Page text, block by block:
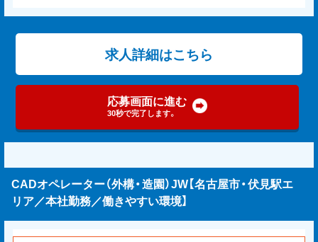
求人詳細はこちら
応募画面に進む
30秒で完了します。
CADオペレーター（外構・造園）JW【名古屋市・伏見駅エ
リア／本社勤務／働きやすい環境】